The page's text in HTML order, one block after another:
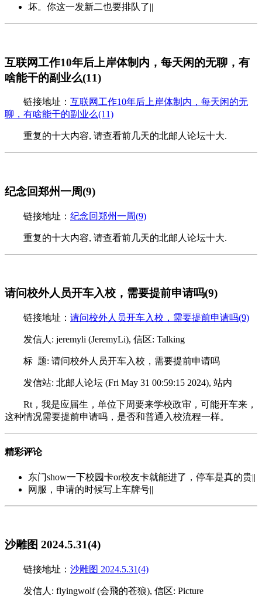
坏。你这一发新二也要排队了||
互联网工作10年后上岸体制内，每天闲的无聊，有
啥能干的副业么(11)
链接地址： 互联网工作10年后上岸体制内，每天闲的无
聊，有啥能干的副业么(11)
重复的十大内容, 请查看前几天的北邮人论坛十大.
纪念回郑州一周(9)
链接地址： 纪念回郑州一周(9)
重复的十大内容, 请查看前几天的北邮人论坛十大.
请问校外人员开车入校，需要提前申请吗(9)
链接地址： 请问校外人员开车入校，需要提前申请吗(9)
发信人: jeremyli (JeremyLi), 信区: Talking
标 题: 请问校外人员开车入校，需要提前申请吗
发信站: 北邮人论坛 (Fri May 31 00:59:15 2024), 站内
Rt，我是应届生，单位下周要来学校政审，可能开车来，
这种情况需要提前申请吗，是否和普通入校流程一样。
精彩评论
东门show一下校园卡or校友卡就能进了，停车是真的贵||
网服，申请的时候写上车牌号||
沙雕图 2024.5.31(4)
链接地址： 沙雕图 2024.5.31(4)
发信人: flyingwolf (会飛的苍狼), 信区: Picture